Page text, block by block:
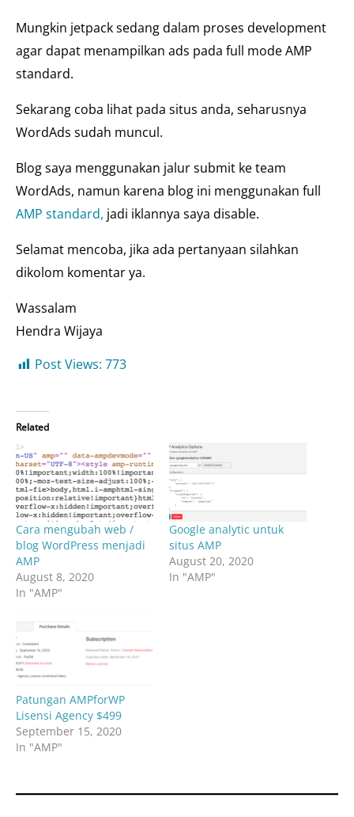
Mungkin jetpack sedang dalam proses development
agar dapat menampilkan ads pada full mode AMP
standard.
Sekarang coba lihat pada situs anda, seharusnya
WordAds sudah muncul.
Blog saya menggunakan jalur submit ke team
WordAds, namun karena blog ini menggunakan full
AMP standard, jadi iklannya saya disable.
Selamat mencoba, jika ada pertanyaan silahkan
dikolom komentar ya.
Wassalam
Hendra Wijaya
Post Views: 773
Related
Cara mengubah web /
blog WordPress menjadi
AMP
August 8, 2020
In "AMP"
Google analytic untuk
situs AMP
August 20, 2020
In "AMP"
Patungan AMPforWP
Lisensi Agency $499
September 15, 2020
In "AMP"